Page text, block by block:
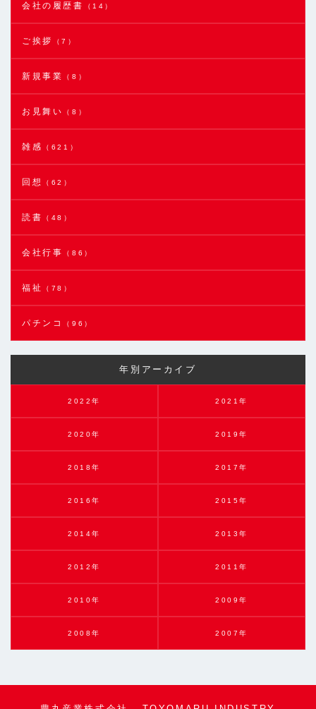
会社の履歴書 （14）
ご挨拶 （7）
新規事業 （8）
お見舞い （8）
雑感 （621）
回想 （62）
読書 （48）
会社行事 （86）
福祉 （78）
パチンコ （96）
年別アーカイブ
2022年 2021年
2020年 2019年
2018年 2017年
2016年 2015年
2014年 2013年
2012年 2011年
2010年 2009年
2008年 2007年